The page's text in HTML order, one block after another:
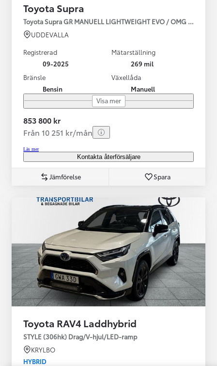
Toyota Supra
Toyota Supra GR MANUELL LIGHTWEIGHT EVO / OMG LEV!
UDDEVALLA
Registrerad
09-2025
Mätarställning
269 mil
Bränsle
Bensin
Växellåda
Manuell
Visa mer
853 800 kr
Från 10 251 kr/mån
Läs mer
Kontakta återförsäljare
Jämförelse Spara
Toyota RAV4 Laddhybrid
STYLE (306hk) Drag/V-hjul/LED-ramp
KRYLBO
HYBRID